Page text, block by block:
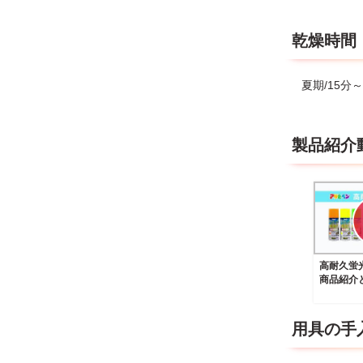
乾燥時間
夏期/15分
製品紹介
高耐久蛍
商品紹介
用具の手